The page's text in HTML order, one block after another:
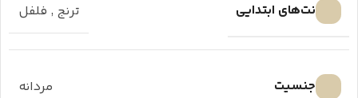
نت‌های ابتدایی ترنج , فلفل
جنسیت مردانه